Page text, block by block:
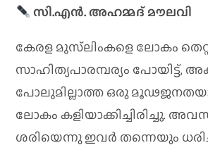
സി.എൻ. അഹമ്മദ് മൗലവി
കേരള മുസ്‌ലിംകളെ ലോകം
സാഹിത്യപാരമ്പര്യം പോയിട്ട്,
പോലുമില്ലാത്ത ഒരു
ലോകം കളിയാക്കിച്ചിരിച്ചു.
ശരിയെന്നു ഇവർ തന്നെയും